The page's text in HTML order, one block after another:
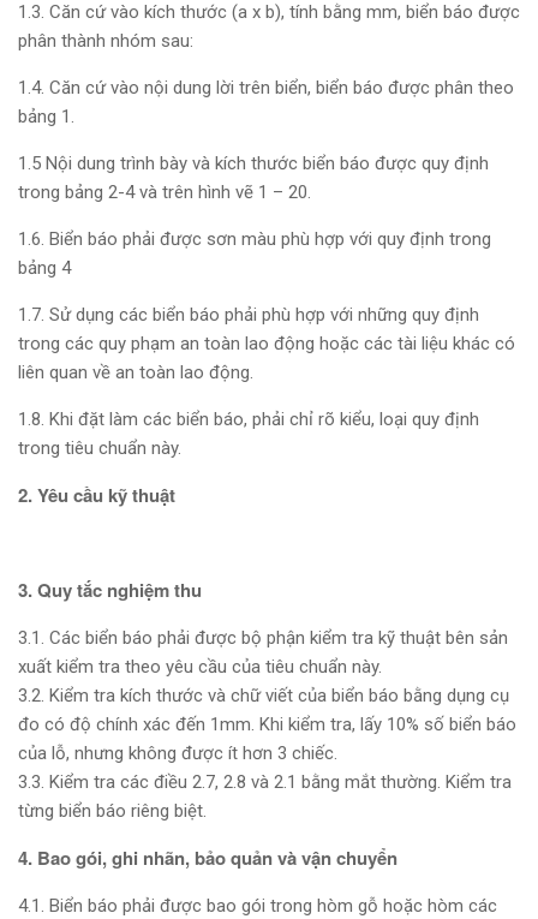
1.3. Căn cứ vào kích thước (a x b), tính bằng mm, biển báo được
phân thành nhóm sau:
1.4. Căn cứ vào nội dung lời trên biển, biển báo được phân theo
bảng 1.
1.5 Nội dung trình bày và kích thước biển báo được quy định
trong bảng 2-4 và trên hình vẽ 1 – 20.
1.6. Biển báo phải được sơn màu phù hợp với quy định trong
bảng 4
1.7. Sử dụng các biển báo phải phù hợp với những quy định
trong các quy phạm an toàn lao động hoặc các tài liệu khác có
liên quan về an toàn lao động.
1.8. Khi đặt làm các biển báo, phải chỉ rõ kiểu, loại quy định
trong tiêu chuẩn này.
2. Yêu cầu kỹ thuật
3. Quy tắc nghiệm thu
3.1. Các biển báo phải được bộ phận kiểm tra kỹ thuật bên sản
xuất kiểm tra theo yêu cầu của tiêu chuẩn này.
3.2. Kiểm tra kích thước và chữ viết của biển báo bằng dụng cụ
đo có độ chính xác đến 1mm. Khi kiểm tra, lấy 10% số biển báo
của lỗ, nhưng không được ít hơn 3 chiếc.
3.3. Kiểm tra các điều 2.7, 2.8 và 2.1 bằng mắt thường. Kiểm tra
từng biển báo riêng biệt.
4. Bao gói, ghi nhãn, bảo quản và vận chuyển
4.1. Biển báo phải được bao gói trong hòm gỗ hoặc hòm các